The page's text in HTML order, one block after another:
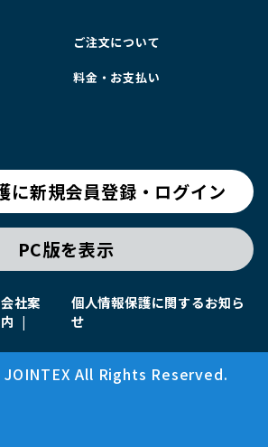
ご注文について
料金・お支払い
に新規会員登録・ログイン
PC版を表示
会社案
内
個人情報保護に関するお知ら
せ
All Rights Reserved.